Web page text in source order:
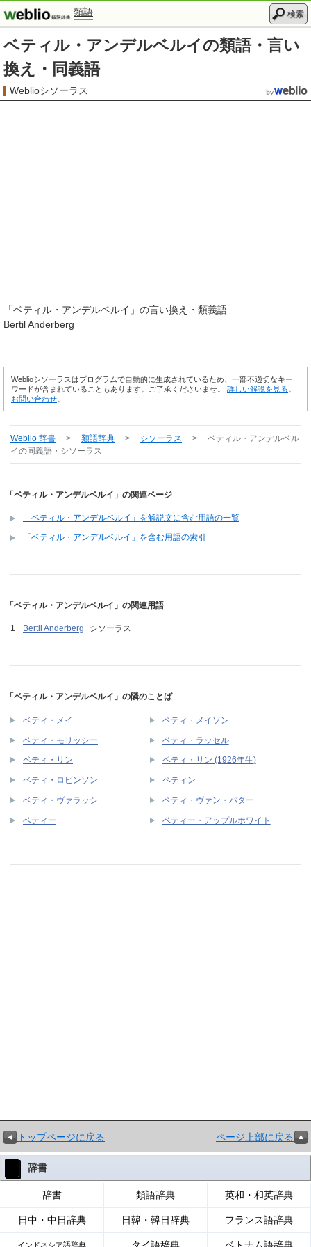
類語 検索
ベティル・アンデルベルイの類語・言い
換え・同義語
Weblioシソーラス
「ベティル・アンデルベルイ 」の言い換え・類義語
Bertil Anderberg
Weblioシソーラスはプログラムで自動的に生成されているため、一部不適切なキー
ワードが含まれていることもあります。ご了承くださいませ。 詳しい解説を見る
お問い合わせ
Weblio 辞書 > 類語辞典 > シソーラス >
ベティル・アンデルベル
イの同義語・シソーラス
「ベティル・アンデルベルイ」の関連ページ
「ベティル・アンデルベルイ」を解説文に含む用語の一覧
「ベティル・アンデルベルイ」を含む用語の索引
「ベティル・アンデルベルイ」の関連用語
Bertil Anderberg シソーラス
「ベティル・アンデルベルイ」の隣のことば
ベティ・メイ ベティ・メイソン
ベティ・モリッシー ベティ・ラッセル
ベティ・リン ベティ・リン (1926年生)
ベティ・ロビンソン ベティン
ベティ・ヴァラッシ ベティ・ヴァン・パター
ベティー ベティー・アップルホワイト
トップページに戻る ページ上部に戻る
辞書
辞書 類語辞典 英和・和英辞典
日中・中日辞典 日韓・韓日辞典 フランス語辞典
インドネシア語辞典